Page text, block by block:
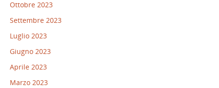
Ottobre 2023
Settembre 2023
Luglio 2023
Giugno 2023
Aprile 2023
Marzo 2023